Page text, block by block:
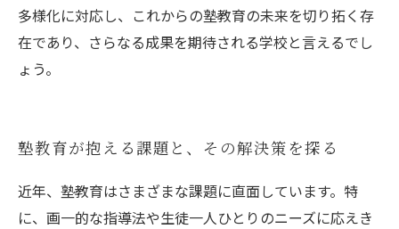
多様化に対応し、これからの塾教育の未来を切り拓く存
在であり、さらなる成果を期待される学校と言えるでし
ょう。
塾教育が抱える課題と、その解決策を探る
近年、塾教育はさまざまな課題に直面しています。特
に、画一的な指導法や生徒一人ひとりのニーズに応えき